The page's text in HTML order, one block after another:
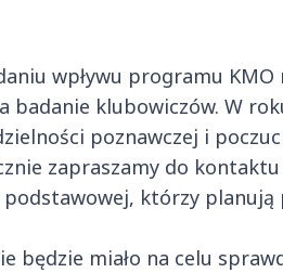
wpływu programu
badanie klubowiczów. W
poznawczej i
zapraszamy do
podstawowej, którzy
będzie miało na celu